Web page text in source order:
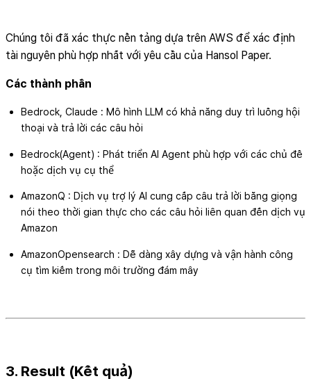
Chúng tôi đã xác thực nền tảng dựa trên AWS để xác định
tài nguyên phù hợp nhất với yêu cầu của Hansol Paper.
Các thành phần
Bedrock, Claude : Mô hình LLM có khả năng duy trì luồng hội
thoại và trả lời các câu hỏi
Bedrock(Agent) : Phát triển AI Agent phù hợp với các chủ đề
hoặc dịch vụ cụ thể
AmazonQ : Dịch vụ trợ lý AI cung cấp câu trả lời bằng giọng
nói theo thời gian thực cho các câu hỏi liên quan đến dịch vụ
Amazon
AmazonOpensearch : Dễ dàng xây dựng và vận hành công
cụ tìm kiếm trong môi trường đám mây
3. Result (Kết quả)